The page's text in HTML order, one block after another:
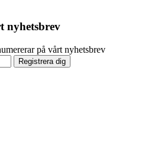
nyhetsbrev
på vårt nyhetsbrev
Registrera dig